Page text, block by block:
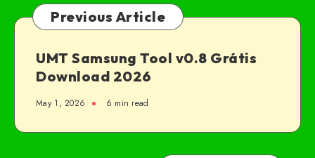
Previous Article
UMT Samsung Tool v0.8 Grátis
Download 2026
May 1, 2026 6 min read